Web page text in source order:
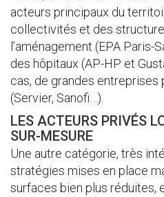
acteurs principaux du
collectivités et des
l’aménagement (EPA Paris-
des hôpitaux (AP-HP et
cas, de grandes entreprises
(Servier, Sanofi…).
LES ACTEURS PRIVÉS
SUR-MESURE
Une autre catégorie, très
stratégies mises en place
surfaces bien plus réduites,